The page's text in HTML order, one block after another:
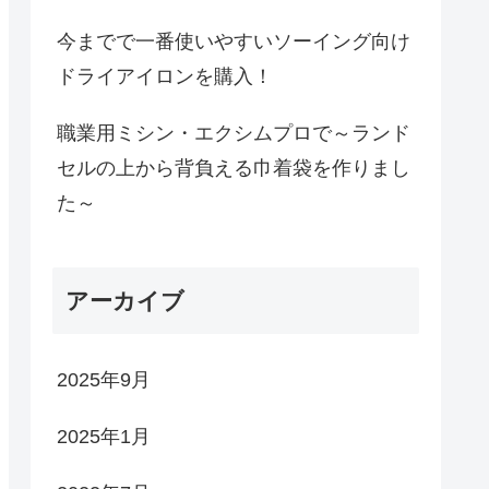
今までで一番使いやすいソーイング向け
ドライアイロンを購入！
職業用ミシン・エクシムプロで～ランド
セルの上から背負える巾着袋を作りまし
た～
アーカイブ
2025年9月
2025年1月